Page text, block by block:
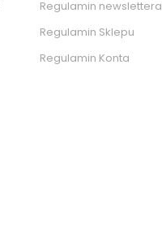
Regulamin newslettera
Regulamin Sklepu
Regulamin Konta